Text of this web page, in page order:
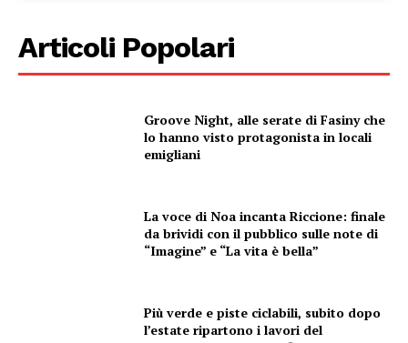
Articoli Popolari
Groove Night, alle serate di Fasiny che
lo hanno visto protagonista in locali
emigliani
La voce di Noa incanta Riccione: finale
da brividi con il pubblico sulle note di
“Imagine” e “La vita è bella”
Più verde e piste ciclabili, subito dopo
l’estate ripartono i lavori del